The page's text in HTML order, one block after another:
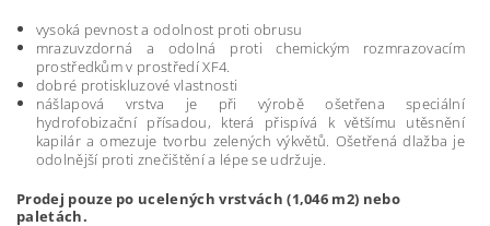
vysoká pevnost a odolnost proti obrusu
mrazuvzdorná a odolná proti chemickým rozmrazovacím
prostředkům v prostředí XF4.
dobré protiskluzové vlastnosti
nášlapová vrstva je při výrobě ošetřena speciální
hydrofobizační přísadou, která přispívá k většímu utěsnění
kapilár a omezuje tvorbu zelených výkvětů. Ošetřená dlažba je
odolnější proti znečištění a lépe se udržuje.
Prodej pouze po ucelených vrstvách (1,046 m2) nebo
paletách.